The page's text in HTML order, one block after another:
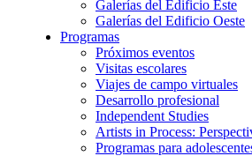
Galerías del Edificio Este
Galerías del Edificio Oeste
Programas
Próximos eventos
Visitas escolares
Viajes de campo virtuales
Desarrollo profesional
Independent Studies
Artists in Process:
Programas para